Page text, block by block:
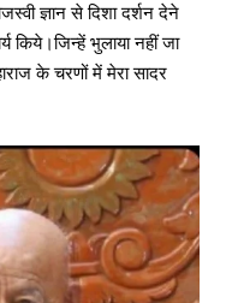
ज्ञान से दिशा दर्शन देने
किये।जिन्हें भुलाया नहीं जा
के चरणों में मेरा सादर